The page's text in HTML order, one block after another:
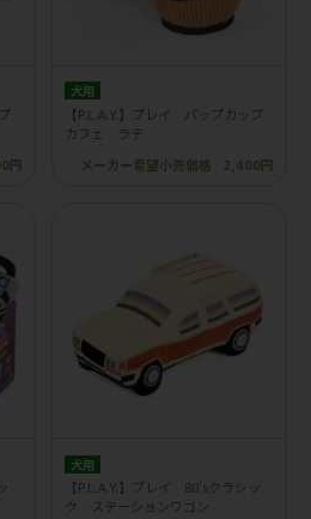
円
犬用
【P.L.A.Y.】プレイ パップカップ
カフェ ラテ
メーカー希望小売価格
2,400円
犬用
【P.L.A.Y.】プレイ 80'sクラシッ
ク ステーションワゴン